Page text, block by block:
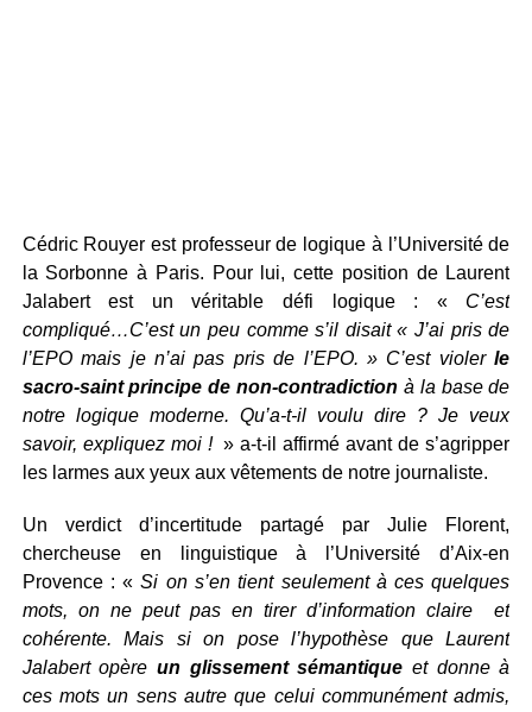
Cédric Rouyer est professeur de logique à l’Université de
la Sorbonne à Paris. Pour lui, cette position de Laurent
Jalabert est un véritable défi logique : « C’est
compliqué…C’est un peu comme s’il disait « J’ai pris de
l’EPO mais je n’ai pas pris de l’EPO. » C’est violerle
sacro-saint principe de non-contradiction à la base de
notre logique moderne. Qu’a-t-il voulu dire ? Je veux
savoir, expliquez moi !» a-t-il affirmé avant de s’agripper
les larmes aux yeux aux vêtements de notre journaliste.
Un verdict d’incertitude partagé par Julie Florent,
chercheuse en linguistique à l’Université d’Aix-en
Provence : «Si on s’en tient seulement à ces quelques
mots, on ne peut pas en tirer d’information claire et
cohérente. Mais si on pose l’hypothèse que Laurent
Jalabert opère un glissement sémantique et donne à
ces mots un sens autre que celui communément admis,